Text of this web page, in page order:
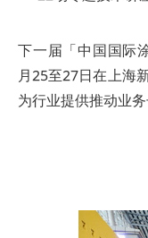
下一届「中国国际
月25至27日在上海
为行业提供推动业